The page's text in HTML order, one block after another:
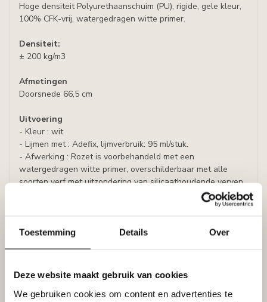
Toestemming Details Over
Deze website maakt gebruik van cookies
We gebruiken cookies om content en advertenties te
Hoge densiteit Polyurethaanschuim (PU), rigide, gele kleur,
100% CFK-vrij, watergedragen witte primer.
Densiteit:
± 200 kg/m3
Afmetingen
Doorsnede 66,5 cm
Uitvoering
- Kleur : wit
- Lijmen met : Adefix, lijmverbruik: 95 ml/stuk.
- Afwerking : Rozet is voorbehandeld met een
watergedragen witte primer, overschilderbaar met alle
soorten verf met uitzondering van silicaathoudende verven.
Reviews
Gerelateerde producten